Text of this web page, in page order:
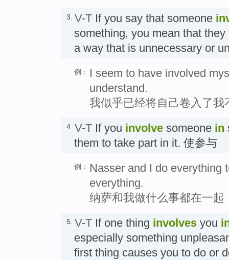
3. V-T If you say that someone
something, you mean that
a way that is unnecessary or
例：
I seem to have involved
understand.
我似乎已经将自己卷入了我
4. V-T If you involve someone in
them to take part in it. 使参与
例： Nasser and I do everything
everything.
纳萨和我做什么事都在一
5. V-T If one thing involves you
especially something
first thing causes you to do or